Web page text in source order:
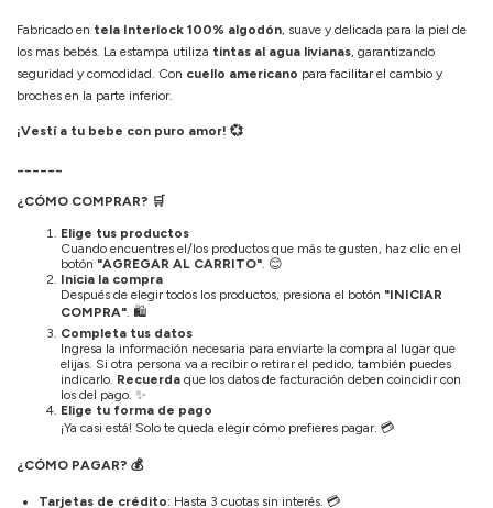
Fabricado en tela Interlock 100% algodón, suave y delicada para la piel de
los mas bebés. La estampa utiliza tintas al agua livianas, garantizando
seguridad y comodidad. Con cuello americano para facilitar el cambio y
broches en la parte inferior.
¡Vestí a tu bebe con puro amor! 💞
¿CÓMO COMPRAR? 🛒
Elige tus productos
Cuando encuentres el/los productos que más te gusten, haz clic en el
botón "AGREGAR AL CARRITO" 😊
Inicia la compra
Después de elegir todos los productos, presiona el botón "INICIAR
COMPRA" 🛍️
Completa tus datos
Ingresa la información necesaria para enviarte la compra al lugar que
elijas. Si otra persona va a recibir o retirar el pedido, también puedes
indicarlo. Recuerda que los datos de facturación deben coincidir con
los del pago. ✨
Elige tu forma de pago
¡Ya casi está! Solo te queda elegir cómo prefieres pagar. 💳
¿CÓMO PAGAR? 💰
Tarjetas de crédito: Hasta 3 cuotas sin interés. 💳